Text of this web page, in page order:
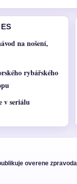
na nošení,
rybářského
v seriálu
overene